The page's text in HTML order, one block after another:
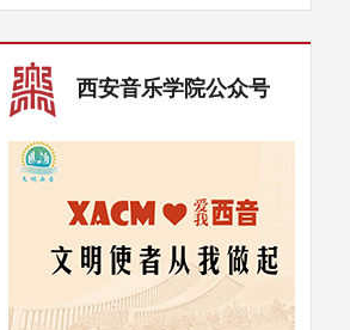
奖”古典舞奖
西安音乐学院公众号